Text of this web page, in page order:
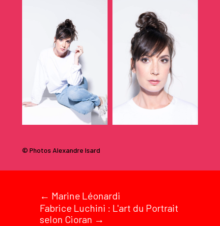
© Photos Alexandre Isard
← Marine Léonardi
Fabrice Luchini : L'art du Portrait
selon Cioran →